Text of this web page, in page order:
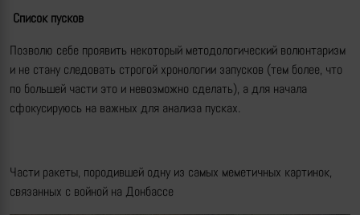
Список пусков
Позволю себе проявить некоторый методологический волюнтаризм
и не стану следовать строгой хронологии запусков (тем более, что
по большей части это и невозможно сделать), а для начала
сфокусируюсь на важных для анализа пусках.
Части ракеты, породившей одну из самых меметичных картинок,
связанных с войной на Донбассе